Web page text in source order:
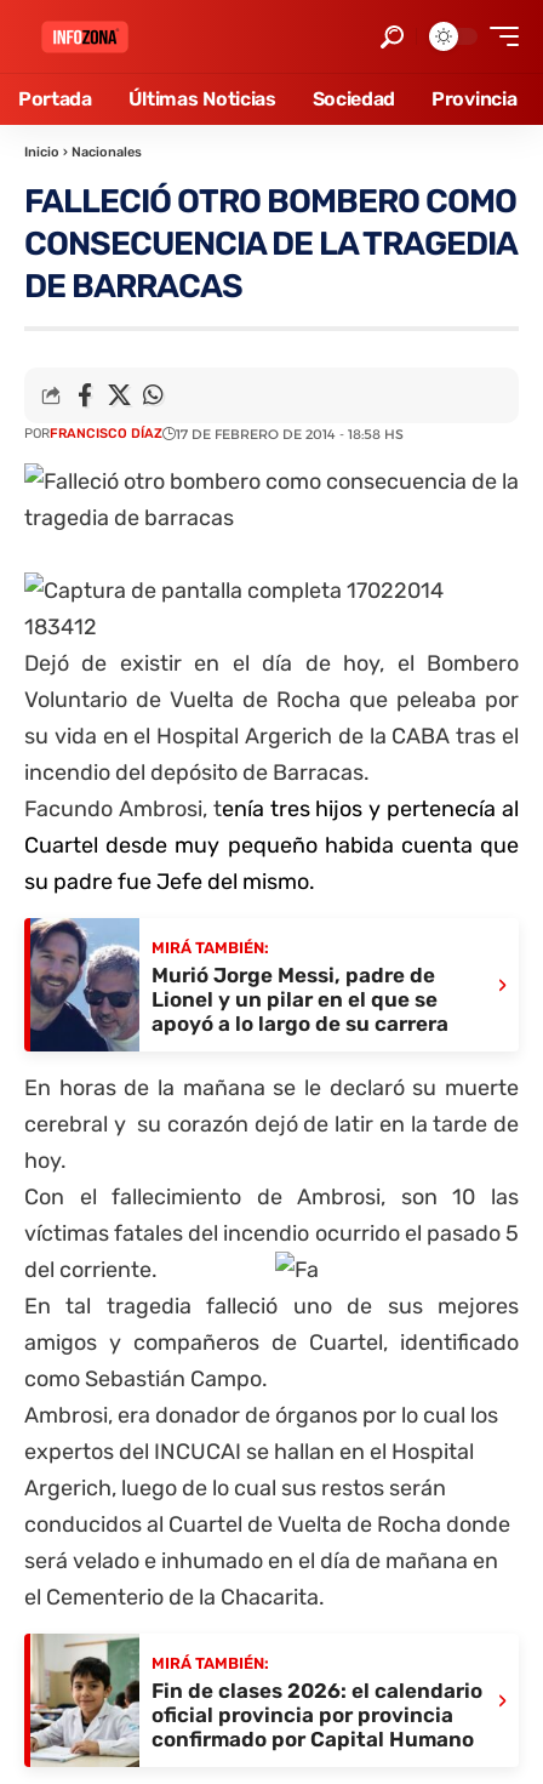
Portada Últimas Noticias Sociedad Provincia
Inicio › Nacionales
FALLECIÓ OTRO BOMBERO COMO
CONSECUENCIA DE LA TRAGEDIA
DE BARRACAS
PORFRANCISCO DÍAZ 17 DE FEBRERO DE 2014 - 18:58 HS
Dejó de existir en el día de hoy, el Bombero
Voluntario de Vuelta de Rocha que peleaba por
su vida en el Hospital Argerich de la CABA tras el
incendio del depósito de Barracas.
Facundo Ambrosi, tenía tres hijos y pertenecía al
Cuartel desde muy pequeño habida cuenta que
su padre fue Jefe del mismo.
MIRÁ TAMBIÉN:
Murió Jorge Messi, padre de
Lionel y un pilar en el que se
apoyó a lo largo de su carrera
›
En horas de la mañana se le declaró su muerte
cerebral y su corazón dejó de latir en la tarde de
hoy.
Con el fallecimiento de Ambrosi, son 10 las
víctimas fatales del incendio ocurrido el pasado 5
del corriente.
En tal tragedia falleció uno de sus mejores
amigos y compañeros de Cuartel, identificado
como Sebastián Campo.
Ambrosi, era donador de órganos por lo cual los
expertos del INCUCAI se hallan en el Hospital
Argerich, luego de lo cual sus restos serán
conducidos al Cuartel de Vuelta de Rocha donde
será velado e inhumado en el día de mañana en
el Cementerio de la Chacarita.
MIRÁ TAMBIÉN:
Fin de clases 2026: el calendario
oficial provincia por provincia
confirmado por Capital Humano
›